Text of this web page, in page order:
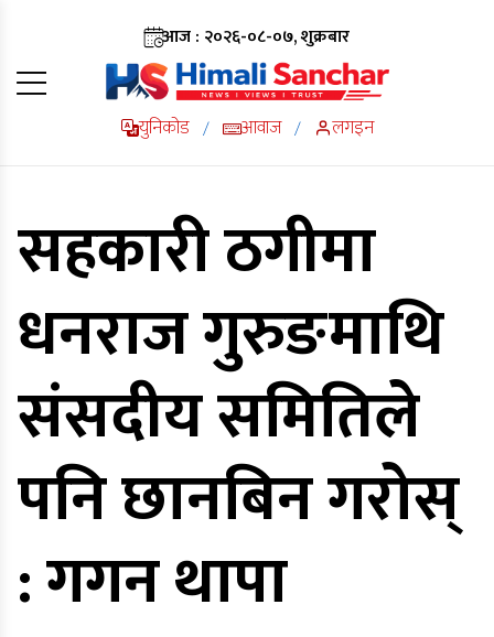
आज : २०२६-०८-०७, शुक्रबार
युनिकोड / आवाज / लगइन
सहकारी ठगीमा
धनराज गुरुङमाथि
संसदीय समितिले
पनि छानबिन गरोस्
: गगन थापा